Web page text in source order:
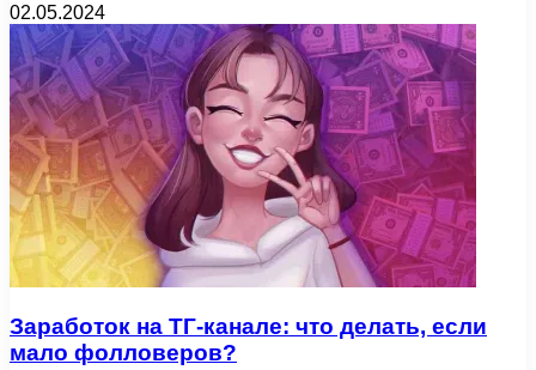
02.05.2024
Заработок на ТГ-канале: что делать, если
мало фолловеров?